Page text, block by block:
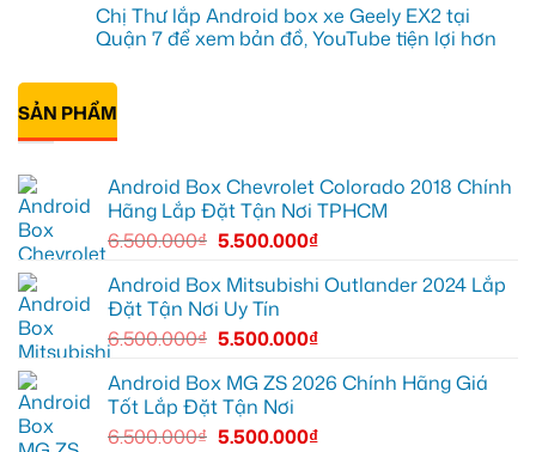
xem
Youtube
EX2
tại
Quận
xem
YouTube
và
lắp
Android
box
EX2
tại
Quận
6
cao
trải
nghiệm
bình
luận
ở
gắn
Android
box
xe
Hóc
Môn
lái
xe
thoải
mái
hơn
Chị Thư lắp Android box xe Geely EX2 tại
Quận 7 để xem bản đồ, YouTube tiện lợi hơn
có
luận
ở
Chị
Android
box
Geely
EX2
tại
Quận
để
bản
đồ,
YouTube
tiện
lợi
hơn
SẢN PHẨM
Android Box Chevrolet Colorado 2018 Chính
Hãng Lắp Đặt Tận Nơi TPHCM
6.500.000₫ 5.500.000₫
Android Box Mitsubishi Outlander 2024 Lắp
Đặt Tận Nơi Uy Tín
6.500.000₫ 5.500.000₫
Android Box MG ZS 2026 Chính Hãng Giá
Tốt Lắp Đặt Tận Nơi
6.500.000₫ 5.500.000₫